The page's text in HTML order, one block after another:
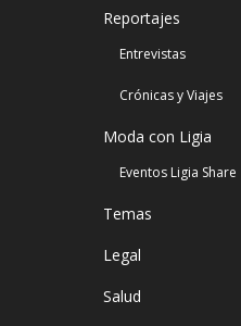
Reportajes
Entrevistas
Crónicas y Viajes
Moda con Ligia
Eventos Ligia Share
Temas
Legal
Salud